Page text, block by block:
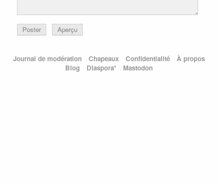
Poster Aperçu
Journal de modération Chapeaux Confidentialité
À propos
Blog
Diaspora* Mastodon